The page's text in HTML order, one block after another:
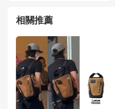
相關推薦